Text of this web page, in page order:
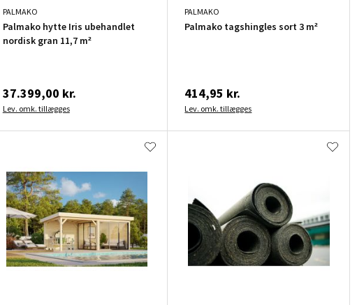
PALMAKO
Palmako hytte Iris ubehandlet
nordisk gran 11,7 m²
37.399,00 kr.
Lev. omk. tillægges
PALMAKO
Palmako tagshingles sort 3 m²
414,95 kr.
Lev. omk. tillægges